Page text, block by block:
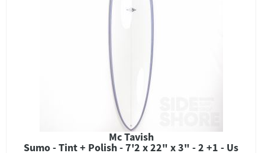
Mc Tavish
Sumo - Tint + Polish - 7'2 x 22" x 3" - 2 +1 - Us